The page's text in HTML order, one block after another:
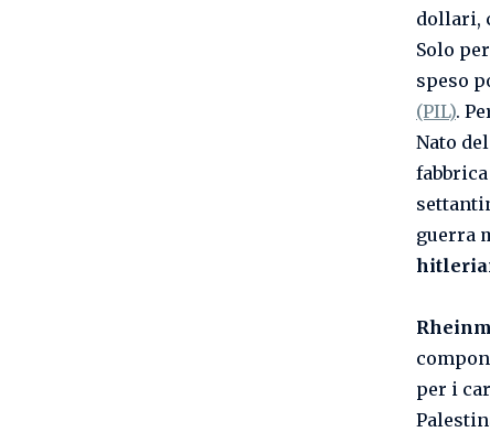
dollari,
Solo
speso
(PIL).
Nato
guerra
per i